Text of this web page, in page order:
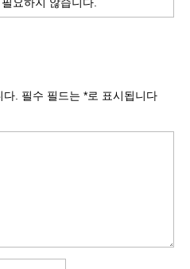
. 필수 필드는 *로 표시됩니다